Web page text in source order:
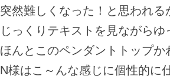
突然難しくなった！と思われる
じっくりテキストを見ながら
ほんとこのペンダントトップ
N様はこ～んな感じに個性的に